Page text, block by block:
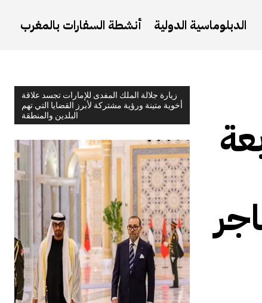
الدبلوماسية الدولية أنشطة السفارات بالمغرب
زيارة جلالة الملك المفدى للإمارات تجسد علاقة
أخوية متينة ورؤية مشتركة لأبرز القضايا التي تهم
البلدين والمنطقة
مهاجر